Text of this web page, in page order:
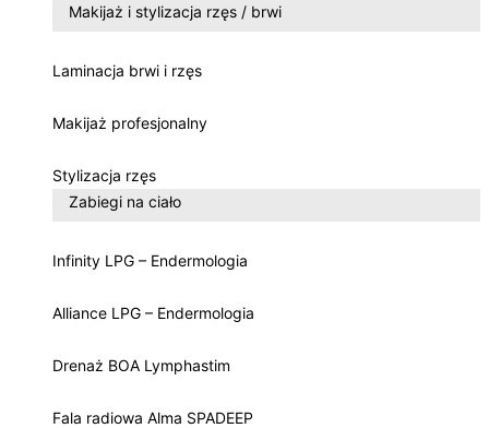
Makijaż i stylizacja rzęs / brwi
Laminacja brwi i rzęs
Makijaż profesjonalny
Stylizacja rzęs
Zabiegi na ciało
Infinity LPG – Endermologia
Alliance LPG – Endermologia
Drenaż BOA Lymphastim
Fala radiowa Alma SPADEEP